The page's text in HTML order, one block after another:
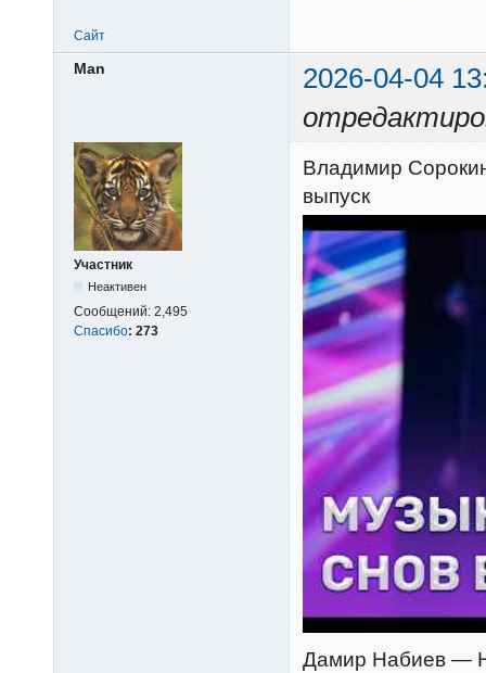
Сайт
Man
2026-04-04
Участник
Неактивен
Сообщений: 2,495
Спасибо: 273
Владимир
выпуск
Дамир Набиев —